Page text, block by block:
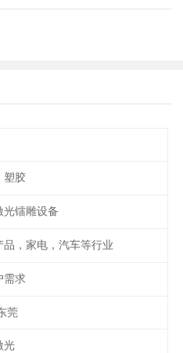
塑胶
光镭雕设备
品，家电，汽车等行业
需求
莞
光